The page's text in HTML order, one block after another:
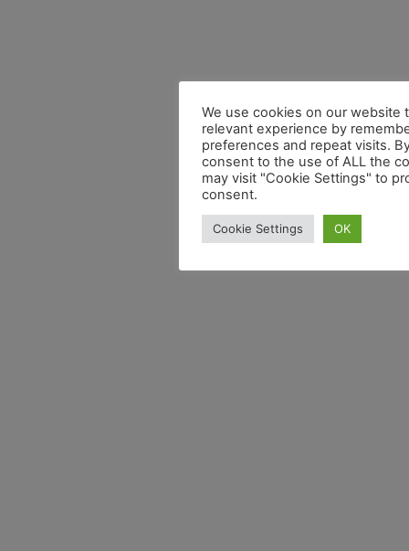
We use cookies on our website
relevant experience by
preferences and repeat visits.
consent to the use of ALL the
may visit "Cookie Settings" to
consent.
Cookie Settings OK